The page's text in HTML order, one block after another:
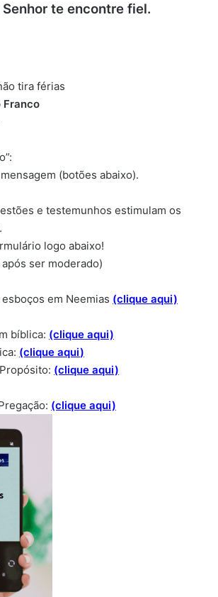
te encontre fiel.
tira férias
Franco
(botões abaixo).
e testemunhos estimulam os
logo abaixo!
ser moderado)
em Neemias (clique aqui)
bíblica: (clique aqui)
(clique aqui)
(clique aqui)
(clique aqui)